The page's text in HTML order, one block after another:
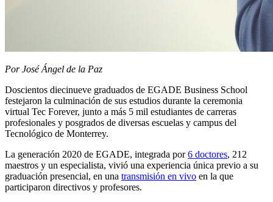
Por José Ángel de la Paz
Doscientos diecinueve graduados de EGADE Business School
festejaron la culminación de sus estudios durante la ceremonia
virtual Tec Forever, junto a más 5 mil estudiantes de carreras
profesionales y posgrados de diversas escuelas y campus del
Tecnológico de Monterrey.
La generación 2020 de EGADE, integrada por6 doctores, 212
maestros y un especialista, vivió una experiencia única previo a su
graduación presencial, en una transmisión en vivo en la que
participaron directivos y profesores.